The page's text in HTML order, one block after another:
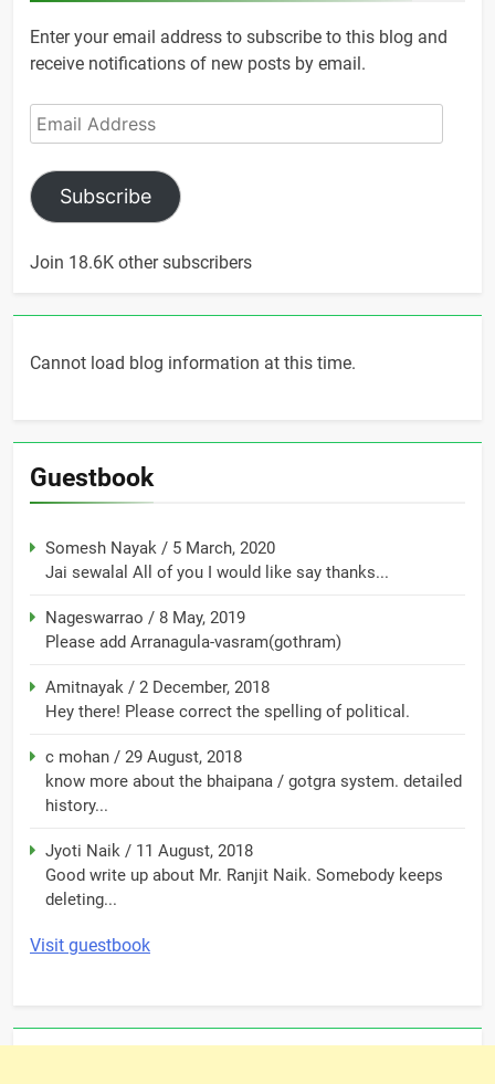
Enter your email address to subscribe to this blog and
receive notifications of new posts by email.
Email
Address
Subscribe
Join 18.6K other subscribers
Cannot load blog information at this time.
Guestbook
Somesh Nayak / 5 March, 2020
Jai sewalal All of you I would like say thanks...
Nageswarrao / 8 May, 2019
Please add Arranagula-vasram(gothram)
Amitnayak / 2 December, 2018
Hey there! Please correct the spelling of political.
c mohan / 29 August, 2018
know more about the bhaipana / gotgra system. detailed
history...
Jyoti Naik / 11 August, 2018
Good write up about Mr. Ranjit Naik. Somebody keeps
deleting...
Visit guestbook